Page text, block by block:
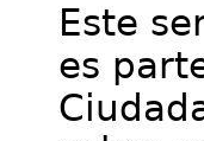
Este
es